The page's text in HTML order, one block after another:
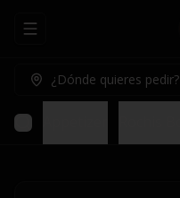
Abrir menu de navegación
¿Dónde quieres pedir?